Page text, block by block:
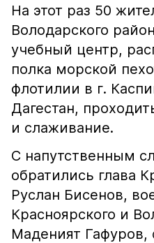
На этот раз 50
Володарского
учебный центр,
полка морской
флотилии в г.
Дагестан,
и слаживание.
С напутственным
обратились глава
Руслан Бисенов,
Красноярского и
Маденият